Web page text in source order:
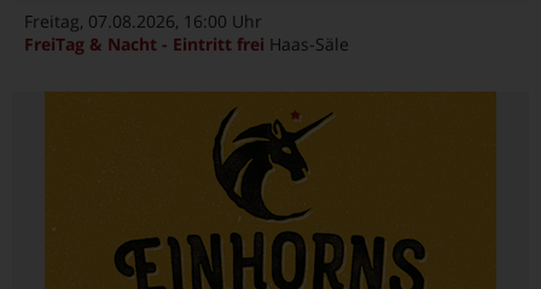
Freitag, 07.08.2026, 16:00 Uhr
FreiTag & Nacht - Eintritt frei Haas-Säle